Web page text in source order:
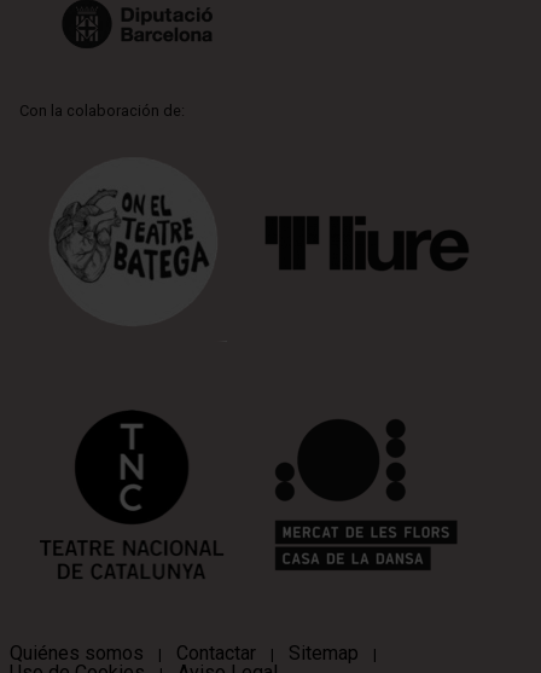
Con la colaboración de:
Quiénes somos | Contactar | Sitemap |